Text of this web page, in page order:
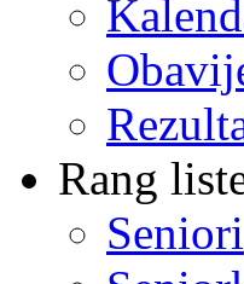
Rang
Seniori